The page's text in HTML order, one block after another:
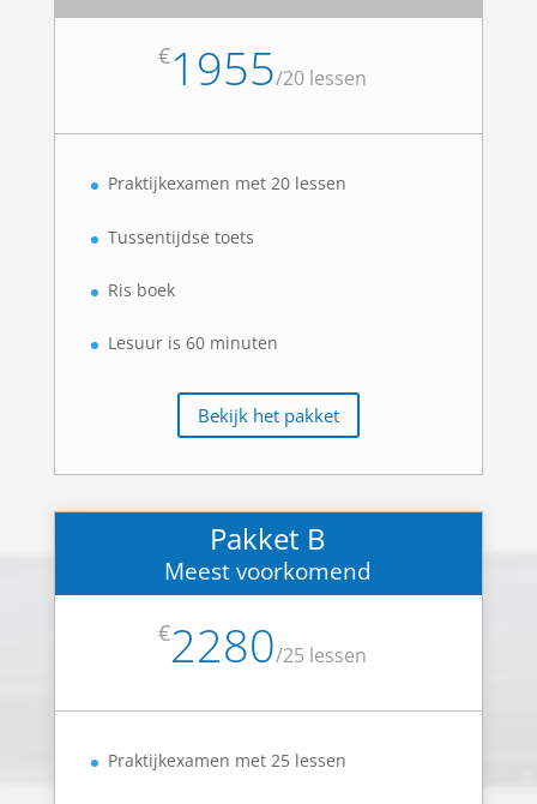
€1955/20 lessen
Praktijkexamen met 20 lessen
Tussentijdse toets
Ris boek
Lesuur is 60 minuten
Bekijk het pakket
Pakket B
Meest voorkomend
€2280/25 lessen
Praktijkexamen met 25 lessen